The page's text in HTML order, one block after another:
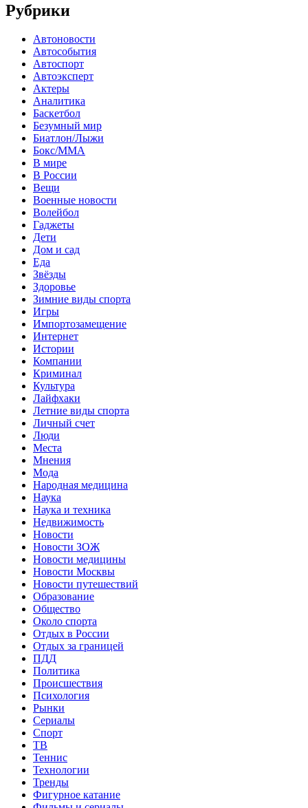
Рубрики
Автоновости
Автособытия
Автоспорт
Автоэксперт
Актеры
Аналитика
Баскетбол
Безумный мир
Биатлон/Лыжи
Бокс/MMA
В мире
В России
Вещи
Военные новости
Волейбол
Гаджеты
Дети
Дом и сад
Еда
Звёзды
Здоровье
Зимние виды спорта
Игры
Импортозамещение
Интернет
Истории
Компании
Криминал
Культура
Лайфхаки
Летние виды спорта
Личный счет
Люди
Места
Мнения
Мода
Народная медицина
Наука
Наука и техника
Недвижимость
Новости
Новости ЗОЖ
Новости медицины
Новости Москвы
Новости путешествий
Образование
Общество
Около спорта
Отдых в России
Отдых за границей
ПДД
Политика
Происшествия
Психология
Рынки
Сериалы
Спорт
ТВ
Теннис
Технологии
Тренды
Фигурное катание